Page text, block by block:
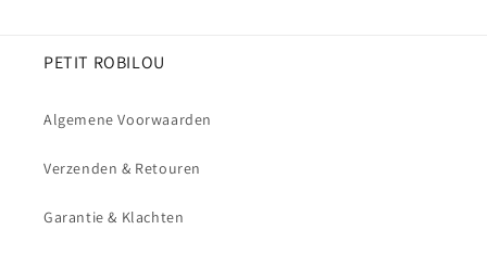
PETIT ROBILOU
Algemene Voorwaarden
Verzenden & Retouren
Garantie & Klachten